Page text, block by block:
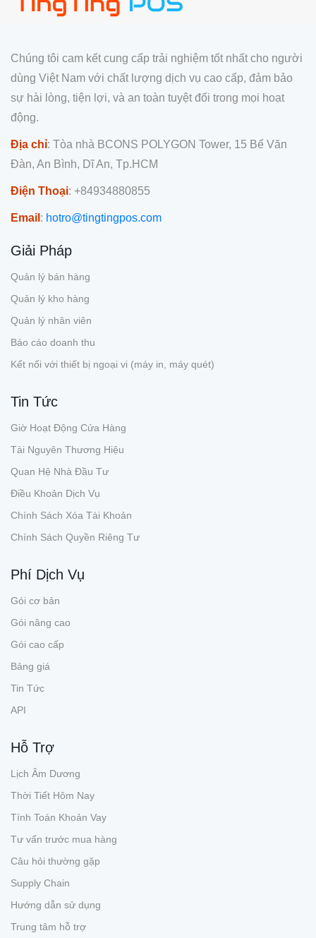
Chúng tôi cam kết cung cấp trải nghiệm tốt nhất cho người
dùng Việt Nam với chất lượng dịch vụ cao cấp, đảm bảo
sự hài lòng, tiện lợi, và an toàn tuyệt đối trong mọi hoạt
động.
Địa chỉ: Tòa nhà BCONS POLYGON Tower, 15 Bế Văn
Đàn, An Bình, Dĩ An, Tp.HCM
Điện Thoại: +84934880855
Email : hotro@tingtingpos.com
Giải Pháp
Quản lý bán hàng
Quản lý kho hàng
Quản lý nhân viên
Báo cáo doanh thu
Kết nối với thiết bị ngoại vi (máy in, máy quét)
Tin Tức
Giờ Hoạt Động Cửa Hàng
Tài Nguyên Thương Hiệu
Quan Hệ Nhà Đầu Tư
Điều Khoản Dịch Vụ
Chính Sách Xóa Tài Khoản
Chính Sách Quyền Riêng Tư
Phí Dịch Vụ
Gói cơ bản
Gói nâng cao
Gói cao cấp
Bảng giá
Tin Tức
API
Hỗ Trợ
Lịch Âm Dương
Thời Tiết Hôm Nay
Tính Toán Khoản Vay
Tư vấn trước mua hàng
Câu hỏi thường gặp
Supply Chain
Hướng dẫn sử dụng
Trung tâm hỗ trợ